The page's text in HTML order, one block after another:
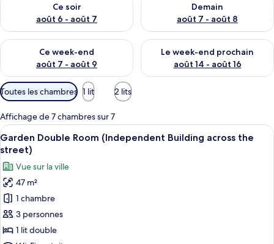
Ce soir
août 6 - août 7
Demain
août 7 - août 8
Ce week-end
août 7 - août 9
Vérifier la disponibilité pour ce week-end août 7 - août 9
Le week-end prochain
août 14 - août 16
Vérifier la disponibilité pour
Filtres
disponibles
pour
les
chambres
Toutes les chambres 1 lit 2 lits
Affichage de 7 chambres sur 7
Afficher
toutes
les
photos
pour
ce
type
de
Une chambre spacieuse avec un
6
Garden Double Room (Independent Building across the
street)
Vue sur la ville
47 m²
1 chambre
3 personnes
1 lit double